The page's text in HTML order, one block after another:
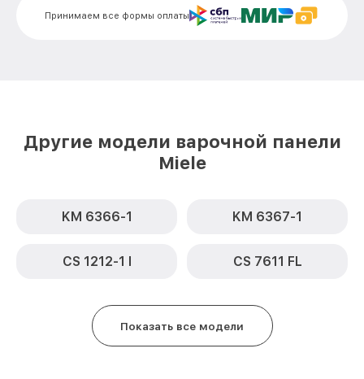
Замена сенсора CSDA 1020 Miele от 1600₽
Принимаем все формы оплаты
Другие модели варочной панели
Miele
KM 6366-1 KM 6367-1
CS 1212-1 I CS 7611 FL
Показать все модели